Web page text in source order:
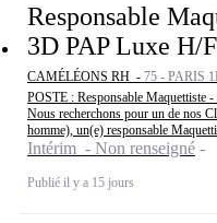
Responsable
3D PAP Luxe H/F
CAMÉLÉONS RH - 75 - PARIS
POSTE : Responsable
Nous recherchons pour un de nos
homme), un(e) responsable
Intérim - Non renseigné
Publié il y a 15 jours